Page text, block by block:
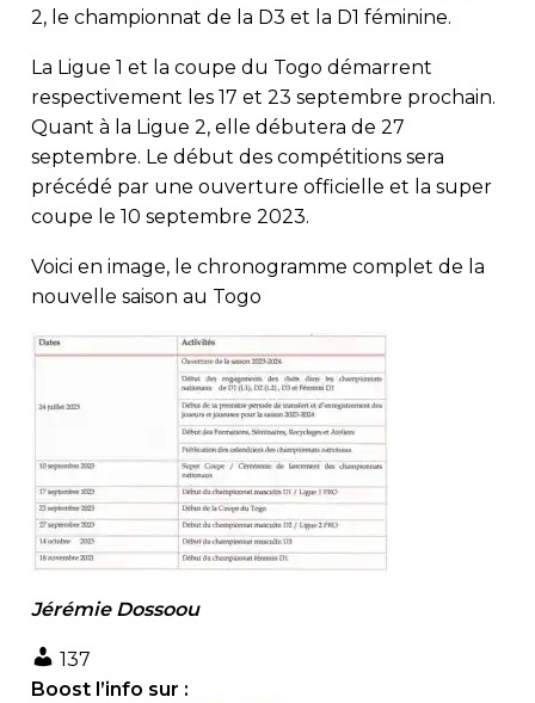
2, le championnat de la D3 et la D1 féminine.
La Ligue 1 et la coupe du Togo démarrent
respectivement les 17 et 23 septembre prochain.
Quant à la Ligue 2, elle débutera de 27
septembre. Le début des compétitions sera
précédé par une ouverture officielle et la super
coupe le 10 septembre 2023.
Voici en image, le chronogramme complet de la
nouvelle saison au Togo
Jérémie Dossoou
137
Boost l’info sur :